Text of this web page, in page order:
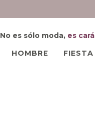
No es sólo moda, es
HOMBRE FIESTA